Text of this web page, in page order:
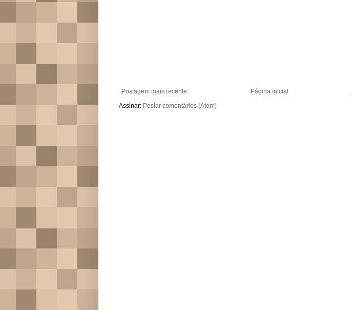
Postagem mais recente
Página inicial
Assinar: Postar comentários (Atom)